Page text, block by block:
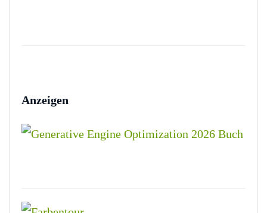
Anzeigen